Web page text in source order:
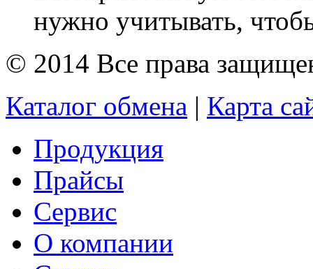
нужно учитывать,
© 2014 Все права
Каталог обмена | Карта
Продукция
Прайсы
Сервис
О компании